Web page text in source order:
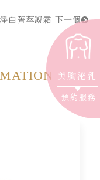
白菁萃凝霜下一個
美胸泌乳
預約服務